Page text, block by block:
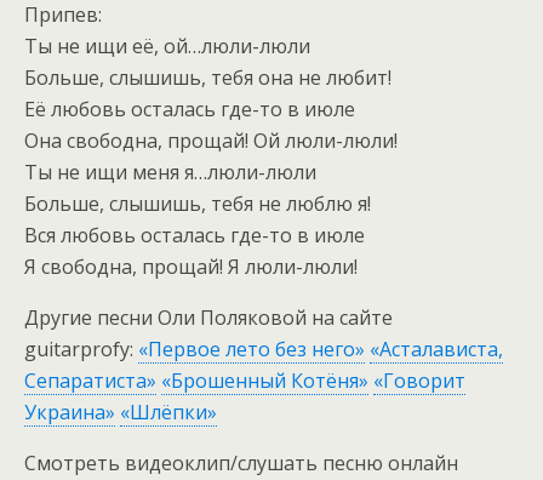
Припев:
Ты не ищи её, ой…люли-люли
Больше, слышишь, тебя она не любит!
Её любовь осталась где-то в июле
Она свободна, прощай! Ой люли-люли!
Ты не ищи меня я…люли-люли
Больше, слышишь, тебя не люблю я!
Вся любовь осталась где-то в июле
Я свободна, прощай! Я люли-люли!
Другие песни Оли Поляковой на сайте
guitarprofy: «Первое лето без него» «Асталависта,
Сепаратиста» «Брошенный Котёня» «Говорит
Украина» «Шлёпки»
Смотреть видеоклип/слушать песню онлайн